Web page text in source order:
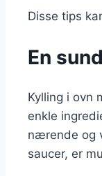
Disse tips
En
Kylling i ovn
enkle
nærende og
saucer, er